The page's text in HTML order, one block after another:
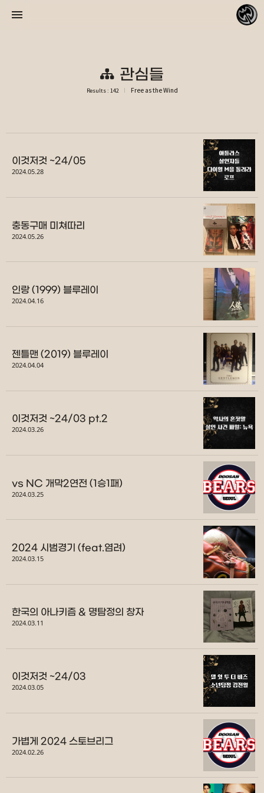
관심들
Results : 142 Free as the Wind
이것저것 ~24/05
2024.05.28
충동구매 미쳐따리
2024.05.26
인랑 (1999) 블루레이
2024.04.16
젠틀맨 (2019) 블루레이
2024.04.04
이것저것 ~24/03 pt.2
2024.03.26
vs NC 개막2연전 (1승1패)
2024.03.25
2024 시범경기 (feat.염려)
2024.03.15
한국의 아나키즘 & 명탐정의 창자
2024.03.11
이것저것 ~24/03
2024.03.05
가볍게 2024 스토브리그
2024.02.26
바람처럼 자유롭게